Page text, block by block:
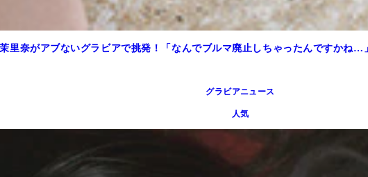
里奈がアブないグラビアで挑発！「なんでブルマ廃止しちゃったんですかね…
グラビアニュース
人気